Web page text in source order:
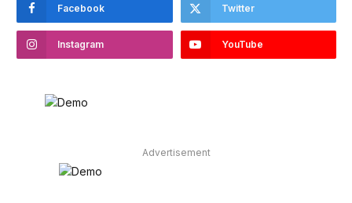
Facebook Twitter
Instagram YouTube
Advertisement